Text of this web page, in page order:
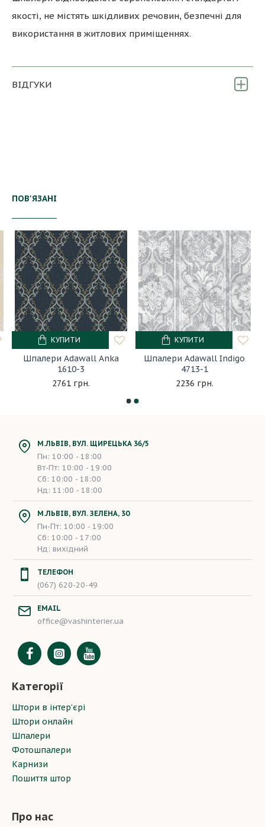
якості, не містять шкідливих речовин, безпечні для
використання в житлових приміщеннях.
ВІДГУКИ
ПОВ'ЯЗАНІ
Шпалери Adawall Anka
1610-3
2761 грн.
КУПИТИ
Шпалери Adawall Indigo
4713-1
2236 грн.
КУПИТИ
М.ЛЬВІВ, ВУЛ. ЩИРЕЦЬКА 36/5
Пн: 10:00 - 18:00
Вт-Пт: 10:00 - 19:00
Сб: 10:00 - 18:00
Нд: 11:00 - 18:00
М.ЛЬВІВ, ВУЛ. ЗЕЛЕНА, 30
Пн-Пт: 10:00 - 19:00
Сб: 10:00 - 17:00
Нд: вихідний
ТЕЛЕФОН
(067) 620-20-49
EMAIL
office@vashinterier.ua
Категорії
Штори в інтер’єрі
Штори онлайн
Шпалери
Фотошпалери
Карнизи
Пошиття штор
Про нас